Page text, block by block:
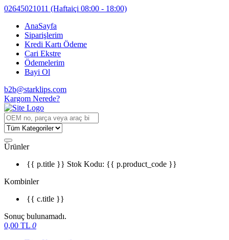
02645021011 (Haftaiçi 08:00 - 18:00)
AnaSayfa
Siparişlerim
Kredi Kartı Ödeme
Cari Ekstre
Ödemelerim
Bayi Ol
b2b@starklips.com
Kargom Nerede?
Ürünler
{{ p.title }} Stok Kodu: {{ p.product_code }}
Kombinler
{{ c.title }}
Sonuç bulunamadı.
0,00 TL 0